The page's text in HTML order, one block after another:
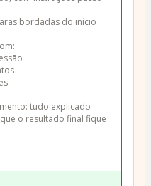
bordadas do início
tudo explicado
o resultado final fique